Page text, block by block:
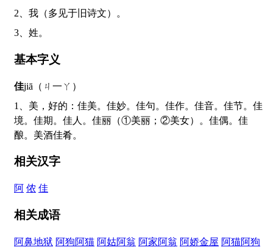
2、我（多见于旧诗文）。
3、姓。
基本字义
佳jiā（ㄐ一ㄚ）
1、美，好的：佳美。佳妙。佳句。佳作。佳音。佳节。佳
境。佳期。佳人。佳丽（①美丽；②美女）。佳偶。佳
酿。美酒佳肴。
相关汉字
阿 侬 佳
相关成语
阿鼻地狱 阿狗阿猫 阿姑阿翁 阿家阿翁 阿娇金屋 阿猫阿狗